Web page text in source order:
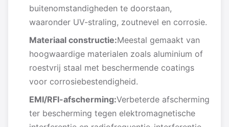
buitenomstandigheden te doorstaan,
waaronder UV-straling, zoutnevel en corrosie.
Materiaal constructie:Meestal gemaakt van
hoogwaardige materialen zoals aluminium of
roestvrij staal met beschermende coatings
voor corrosiebestendigheid.
EMI/RFI-afscherming:Verbeterde afscherming
ter bescherming tegen elektromagnetische